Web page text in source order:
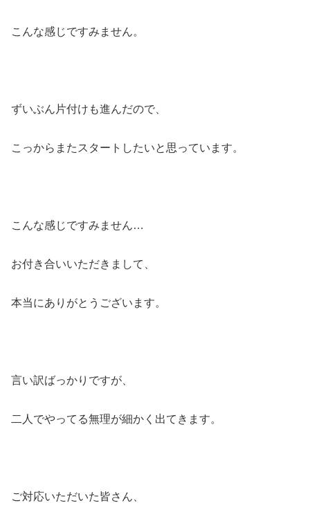
こんな感じですみません。
ずいぶん片付けも進んだので、
こっからまたスタートしたいと思っています。
こんな感じですみません…
お付き合いいただきまして、
本当にありがとうございます。
言い訳ばっかりですが、
二人でやってる無理が細かく出てきます。
ご対応いただいた皆さん、